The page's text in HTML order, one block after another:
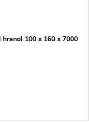
hranol 100 x 160 x 7000